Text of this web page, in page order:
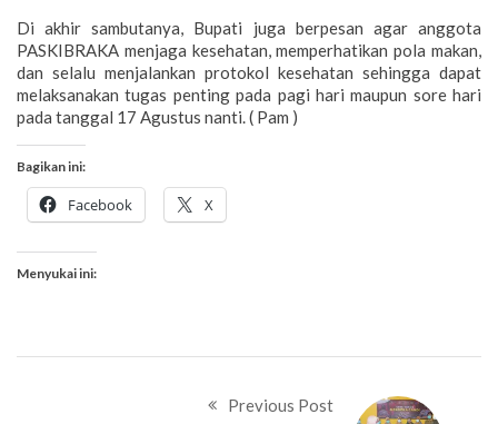
Di akhir sambutanya, Bupati juga berpesan agar anggota
PASKIBRAKA menjaga kesehatan, memperhatikan pola makan,
dan selalu menjalankan protokol kesehatan sehingga dapat
melaksanakan tugas penting pada pagi hari maupun sore hari
pada tanggal 17 Agustus nanti. ( Pam )
Bagikan ini:
Facebook X
Menyukai ini:
Previous Post